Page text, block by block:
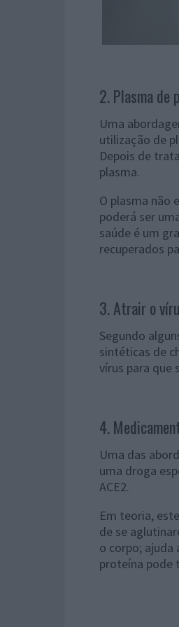
2. Plasma de
Uma
utilização de
Depois de
plasma.
O plasma não
poderá ser
saúde é um
recuperados
3. Atrair o
Segundo
sintéticas de
vírus para que
4.
Uma das
uma droga
ACE2.
Em teoria,
de se
o corpo; ajuda
proteína pode